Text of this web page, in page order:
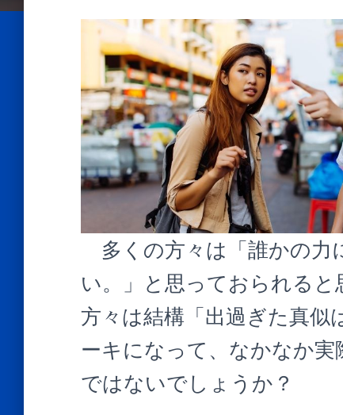
多くの方々は「誰かの力
い。」と思っておられる
方々は結構「出過ぎた真似
ーキになって、なかなか
ではないでしょうか？